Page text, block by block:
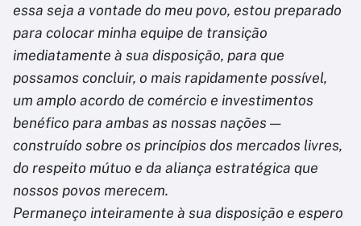
essa seja a vontade do meu povo, estou preparado
para colocar minha equipe de transição
imediatamente à sua disposição, para que
possamos concluir, o mais rapidamente possível,
um amplo acordo de comércio e investimentos
benéfico para ambas as nossas nações —
construído sobre os princípios dos mercados livres,
do respeito mútuo e da aliança estratégica que
nossos povos merecem.
Permaneço inteiramente à sua disposição e espero